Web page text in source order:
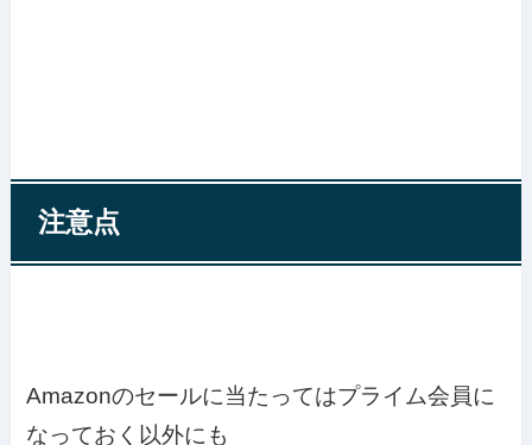
注意点
Amazonのセールに当たってはプライム会員に
なっておく以外にも